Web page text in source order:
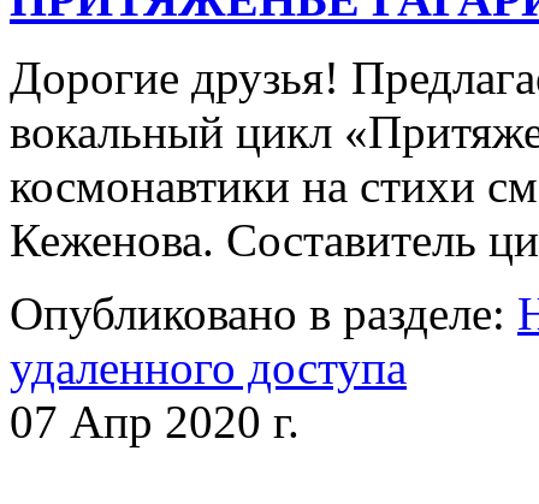
Дорогие друзья!
вокальный цикл
космонавтики на стихи
Кеженова. Составитель
Опубликовано в разделе:
удаленного доступа
07 Апр 2020 г.